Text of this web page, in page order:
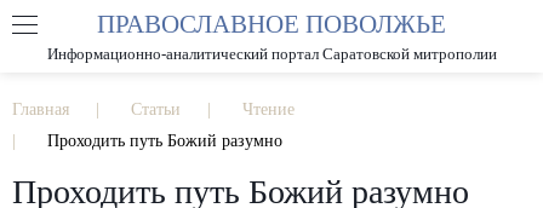
РАЗМЕР ШРИФТА А А
ПРАВОСЛАВНОЕ ПОВОЛЖЬЕ
Информационно-аналитический портал Саратовской митрополии
Главная Статьи
Чтение
Проходить путь Божий разумно
Проходить путь Божий разумно